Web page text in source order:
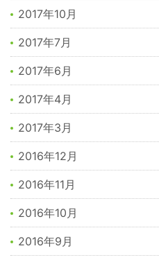
2017年10月
2017年7月
2017年6月
2017年4月
2017年3月
2016年12月
2016年11月
2016年10月
2016年9月